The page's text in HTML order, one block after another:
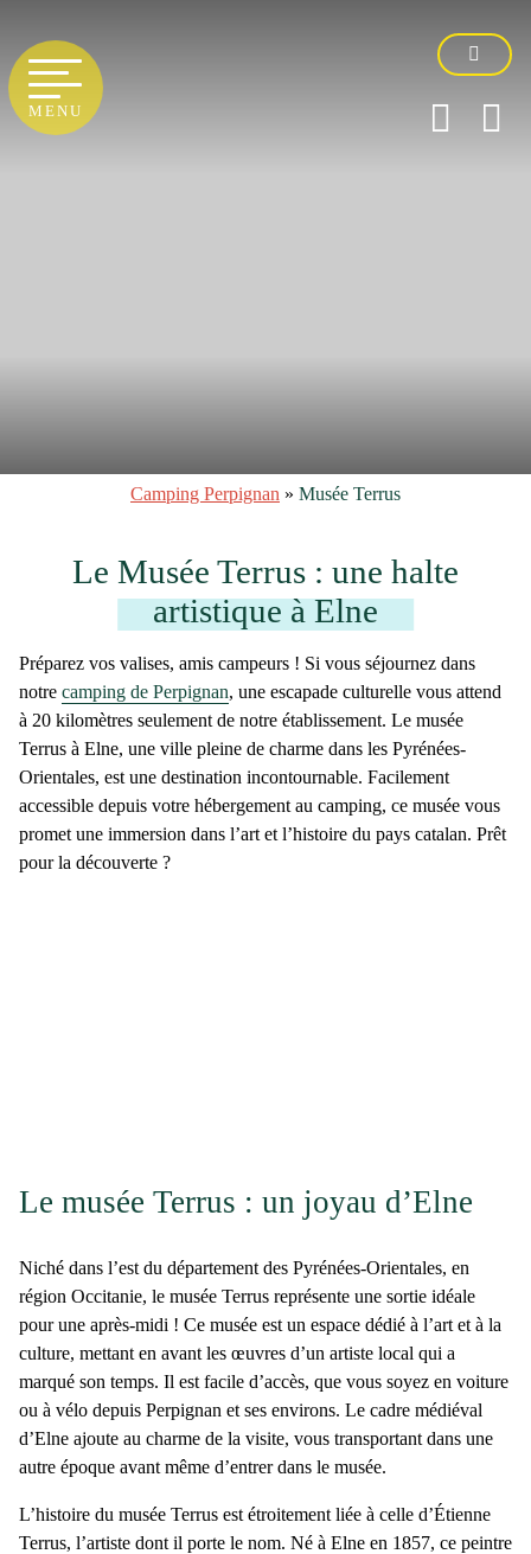
MENU
Camping Perpignan » Musée Terrus
Le Musée Terrus : une halte
artistique à Elne
Préparez vos valises, amis campeurs ! Si vous séjournez dans
notre camping de Perpignan, une escapade culturelle vous attend
à 20 kilomètres seulement de notre établissement. Le musée
Terrus à Elne, une ville pleine de charme dans les Pyrénées-
Orientales, est une destination incontournable. Facilement
accessible depuis votre hébergement au camping, ce musée vous
promet une immersion dans l’art et l’histoire du pays catalan. Prêt
pour la découverte ?
Le musée Terrus : un joyau d’Elne
Niché dans l’est du département des Pyrénées-Orientales, en
région Occitanie, le musée Terrus représente une sortie idéale
pour une après-midi ! Ce musée est un espace dédié à l’art et à la
culture, mettant en avant les œuvres d’un artiste local qui a
marqué son temps. Il est facile d’accès, que vous soyez en voiture
ou à vélo depuis Perpignan et ses environs. Le cadre médiéval
d’Elne ajoute au charme de la visite, vous transportant dans une
autre époque avant même d’entrer dans le musée.
L’histoire du musée Terrus est étroitement liée à celle d’Étienne
Terrus, l’artiste dont il porte le nom. Né à Elne en 1857, ce peintre